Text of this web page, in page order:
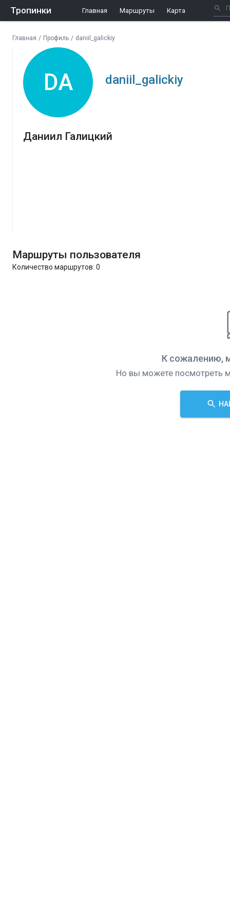
Тропинки Главная Маршруты Карта
Главная / Профиль / daniil_galickiy
DA daniil_galickiy
Даниил Галицкий
Маршруты пользователя
Количество маршрутов: 0
К сожалению,
Но вы можете посмотреть